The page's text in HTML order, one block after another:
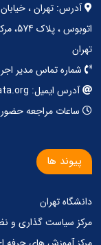
آدرس: تهران ،
تهران
شماره تماس مدیر اجرایی :
آدرس ایمیل: info@tehrandata.org
ساعات مراجعه حضوری : 8:00
پیوند ها
دانشگاه تهران
مرکز‌ سیاست گذاری‌ و‌